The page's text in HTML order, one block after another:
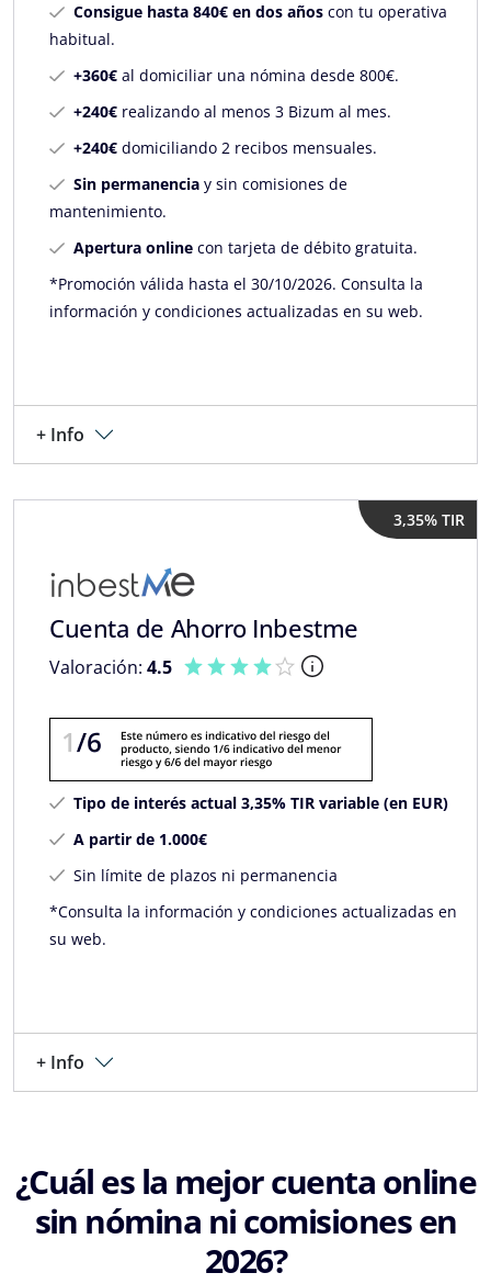
Consigue hasta 840€ en dos añoscon tu operativa
habitual.
+360€al domiciliar una nómina desde 800€.
+240€realizando al menos 3 Bizum al mes.
+240€domiciliando 2 recibos mensuales.
Sin permanenciay sin comisiones de
mantenimiento.
Apertura onlinecon tarjeta de débito gratuita.
*Promoción válida hasta el 30/10/2026. Consulta la
información y condiciones actualizadas en su web.
+ Info
3,35% TIR
Cuenta de Ahorro Inbestme
Valoración: 4.5
Tipo de interés actual 3,35% TIR variable (en EUR)
A partir de 1.000€
Sin límite de plazos ni permanencia
*Consulta la información y condiciones actualizadas en
su web.
+ Info
¿Cuál es la mejor cuenta online
sin nómina ni comisiones en
2026?